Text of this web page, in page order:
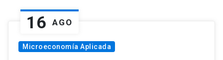
16 AGO
Microeconomía Aplicada